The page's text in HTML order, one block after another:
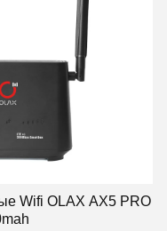
Wifi OLAX AX5 PRO